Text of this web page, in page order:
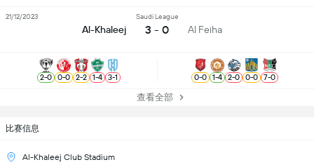
比赛信息
Al-Khaleej Club Stadium
Al-Khaleej
Saudi League
3 - 0 Al Feiha
21/12/2023
2-0 0-0 2-2 1-4 3-1 0-0 1-4 2-0 0-0 7-0
查看全部